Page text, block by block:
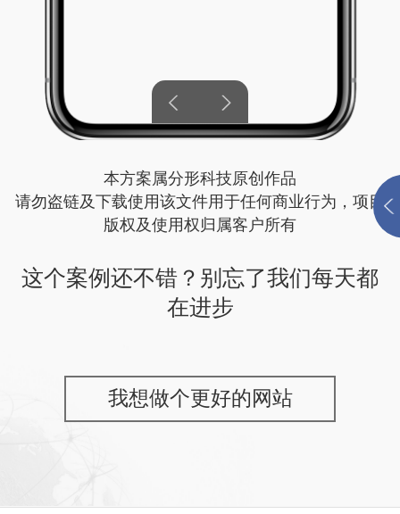
本方案属分形科技原创作品
请勿盗链及下载使用该文件用于任何商业行为，项目
版权及使用权归属客户所有
这个案例还不错？别忘了我们每天都
在进步
我想做个更好的网站